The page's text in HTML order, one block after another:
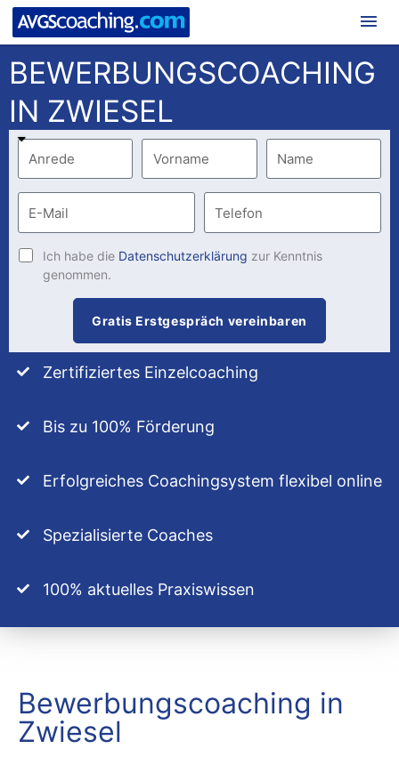
BEWERBUNGSCOACHING
IN ZWIESEL
Zertifiziertes Einzelcoaching
Bis zu 100% Förderung
Erfolgreiches Coachingsystem flexibel online
Spezialisierte Coaches
100% aktuelles Praxiswissen
Ich habe die Datenschutzerklärung zur Kenntnis
genommen.
Gratis Erstgespräch vereinbaren
Bewerbungscoaching in
Zwiesel